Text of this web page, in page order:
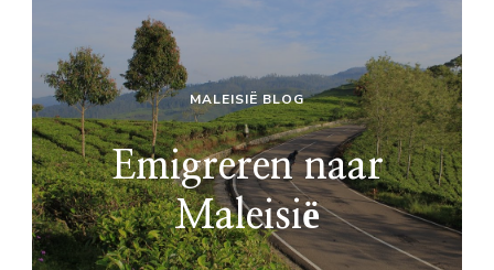
MALEISIË BLOG
Emigreren naar
Maleisië